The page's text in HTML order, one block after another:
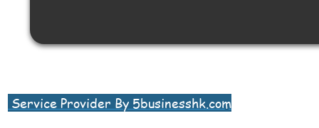
Service Provider By 5businesshk.com